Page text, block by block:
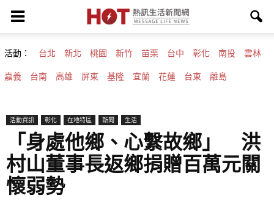
活動： 台北 新北 桃園 新竹 苗栗 台中 彰化 南投 雲林
嘉義 台南 高雄 屏東 基隆 宜蘭 花蓮 台東 離島
活動資訊 彰化 在地特區 新聞 生活
「身處他鄉、心繫故鄉」 洪
村山董事長返鄉捐贈百萬元關
懷弱勢